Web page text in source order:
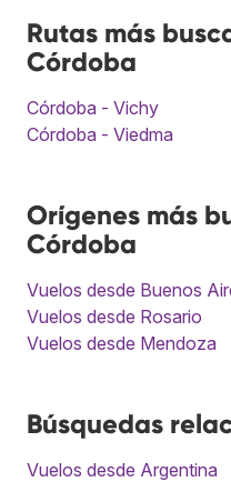
Rutas más
Córdoba
Córdoba - Vichy
Córdoba - Viedma
Orígenes más
Córdoba
Vuelos desde Buenos
Vuelos desde Rosario
Vuelos desde Mendoza
Búsquedas
Vuelos desde Argentina